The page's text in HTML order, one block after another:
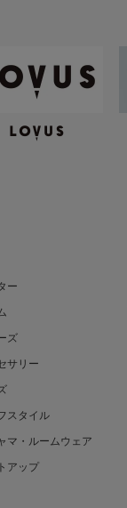
ー
ズ
サリー
スタイル
マ・ルームウェア
アップ